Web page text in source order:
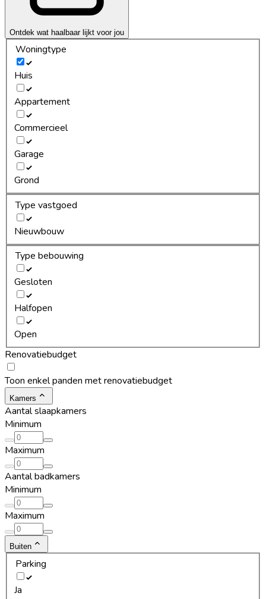
Ontdek wat haalbaar lijkt voor jou
Woningtype
Huis
Appartement
Commercieel
Garage
Grond
Type vastgoed
Nieuwbouw
Type bebouwing
Gesloten
Halfopen
Open
Renovatiebudget
Toon enkel panden met renovatiebudget
Kamers
Aantal slaapkamers
Minimum
Maximum
Aantal badkamers
Minimum
Maximum
Buiten
Parking
Ja